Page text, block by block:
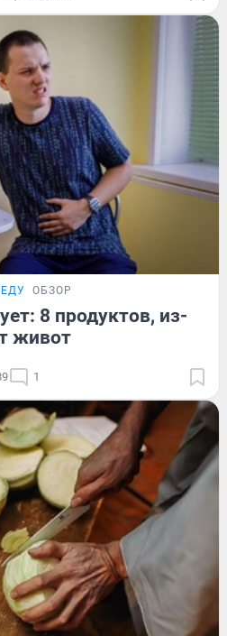
ОБЗОР
8 продуктов, из-
живот
1